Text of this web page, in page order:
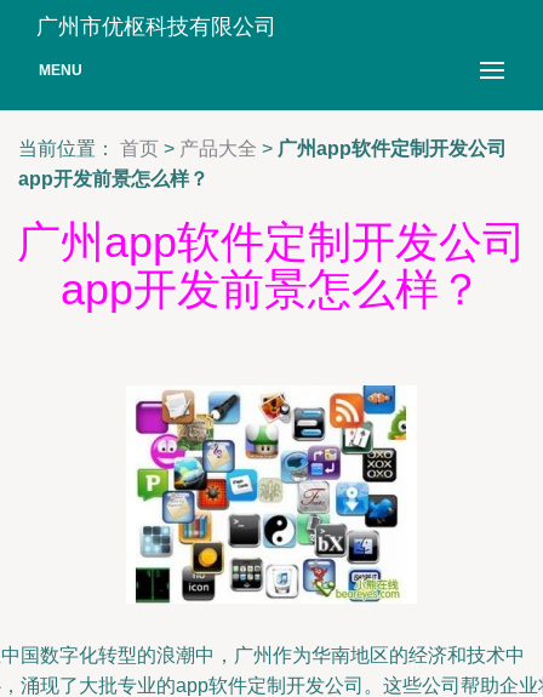
广州市优枢科技有限公司
MENU
当前位置： 首页 > 产品大全 > 广州app软件定制开发公司
app开发前景怎么样？
广州app软件定制开发公司
app开发前景怎么样？
国数字化转型的浪潮中，广州作为华南地区的经济和技术中
涌现了大批专业的app软件定制开发公司。这些公司帮助企业